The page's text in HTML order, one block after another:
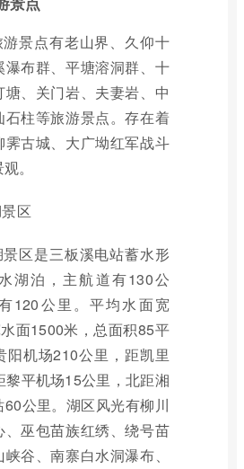
景点有老山界、久仰十
瀑布群、平塘溶洞群、十
塘、关门岩、夫妻岩、中
石柱等旅游景点。存在着
霁古城、大广坳红军战斗
。
区
区是三板溪电站蓄水形
湖泊，主航道有130公
120公里。平均水面宽
面1500米，总面积85平
阳机场210公里，距凯里
黎平机场15公里，北距湘
公里。湖区风光有柳川
、巫包苗族红绣、绕号苗
谷、南寨白水洞瀑布、